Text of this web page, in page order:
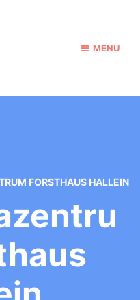
MENU
FORSTHAUS HALLEIN